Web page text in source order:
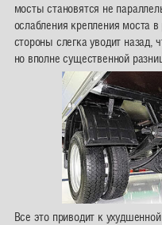
мосты становятся не
ослабления крепления моста
стороны слегка уводит назад,
но вполне существенной
Все это приводит к